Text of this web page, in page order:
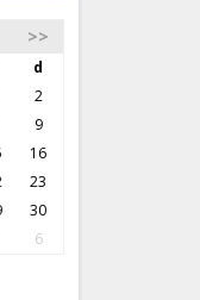
>>
d
2
9
16
23
30
6